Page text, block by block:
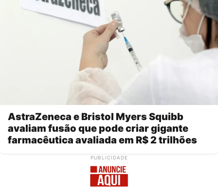
AstraZeneca e Bristol Myers Squibb
avaliam fusão que pode criar gigante
farmacêutica avaliada em R$ 2 trilhões
PUBLICIDADE